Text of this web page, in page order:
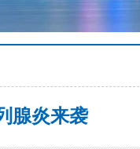
腺炎来袭